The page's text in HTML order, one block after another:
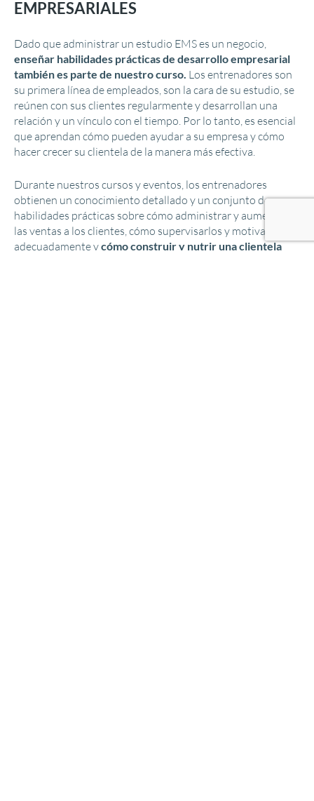
EMPRESARIALES
Dado que administrar un estudio EMS es un negocio,
enseñar habilidades prácticas de desarrollo empresarial
también es parte de nuestro curso. Los entrenadores son
su primera línea de empleados, son la cara de su estudio, se
reúnen con sus clientes regularmente y desarrollan una
relación y un vínculo con el tiempo. Por lo tanto, es esencial
que aprendan cómo pueden ayudar a su empresa y cómo
hacer crecer su clientela de la manera más efectiva.
Durante nuestros cursos y eventos, los entrenadores
obtienen un conocimiento detallado y un conjunto de
habilidades prácticas sobre cómo administrar y aumentar
las ventas a los clientes, cómo supervisarlos y motivarlos
adecuadamente ycómo construir y nutrir una clientela